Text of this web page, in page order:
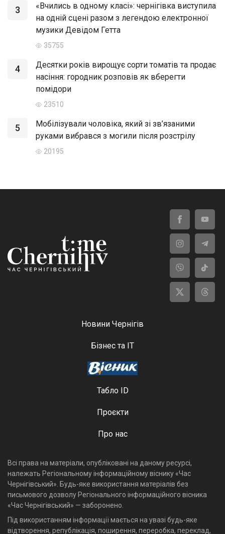
3
«Вчились в одному класі»: чернігівка виступила
на одній сцені разом з легендою електронної
музики Девідом Гетта
35755
4
Десятки років вирощує сорти томатів та продає
насіння: городник розповів як вберегти
помідори
23510
5
Мобілізували чоловіка, який зі зв’язаними
руками вибрався з могили після розстрілу
20195
Новини Чернігів
Бізнес та ІТ
Табло ID
Проєкти
Про нас
Всі права на матеріали, опубліковані на даному ресурсі,
належать Регіональному інформаційному віснику «Час
Чернігівський». Будь-яке використання матеріалів без
письмового дозволу Регіонального інформаційного вісника
«Час Чернігівський» — заборонено.
Під використанням інформації мається на увазі будь-яке
відтворення, републікація, поширення, переробка, переклад,